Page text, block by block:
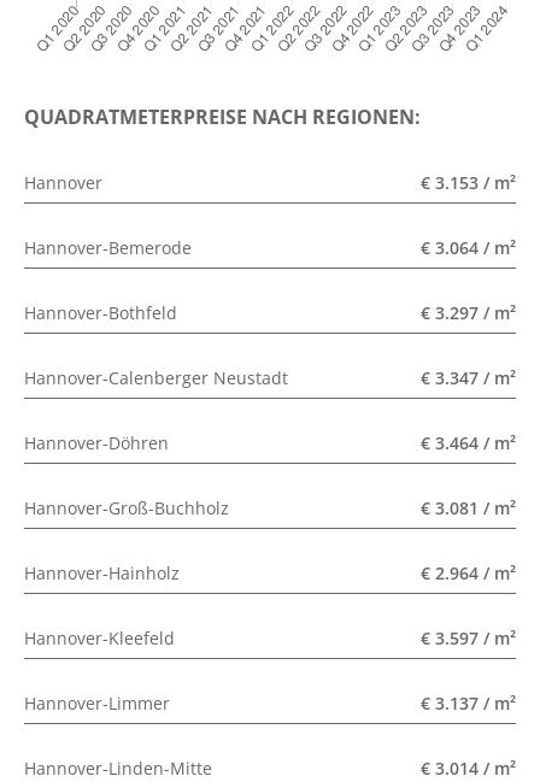
QUADRATMETERPREISE NACH REGIONEN:
Hannover € 3.153 / m²
Hannover-Bemerode € 3.064 / m²
Hannover-Bothfeld € 3.297 / m²
Hannover-Calenberger Neustadt € 3.347 / m²
Hannover-Döhren € 3.464 / m²
Hannover-Groß-Buchholz € 3.081 / m²
Hannover-Hainholz € 2.964 / m²
Hannover-Kleefeld € 3.597 / m²
Hannover-Limmer € 3.137 / m²
Hannover-Linden-Mitte € 3.014 / m²